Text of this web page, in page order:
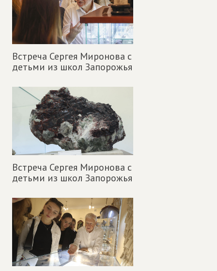
Встреча Сергея Миронова с
детьми из школ Запорожья
Встреча Сергея Миронова с
детьми из школ Запорожья